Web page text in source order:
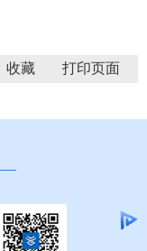
收藏